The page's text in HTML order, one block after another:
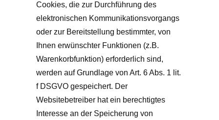
Cookies, die zur Durchführung des
elektronischen Kommunikationsvorgangs
oder zur Bereitstellung bestimmter, von
Ihnen erwünschter Funktionen (z.B.
Warenkorbfunktion) erforderlich sind,
werden auf Grundlage von Art. 6 Abs. 1 lit.
f DSGVO gespeichert. Der
Websitebetreiber hat ein berechtigtes
Interesse an der Speicherung von